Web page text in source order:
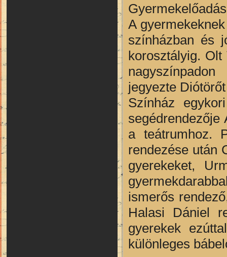
A
színházban és
korosztályig.
jegyezte
Színház
a teátrumhoz.
rendezése után
gyerekeket,
ismerős
Halasi Dániel
gyerekek
különleges